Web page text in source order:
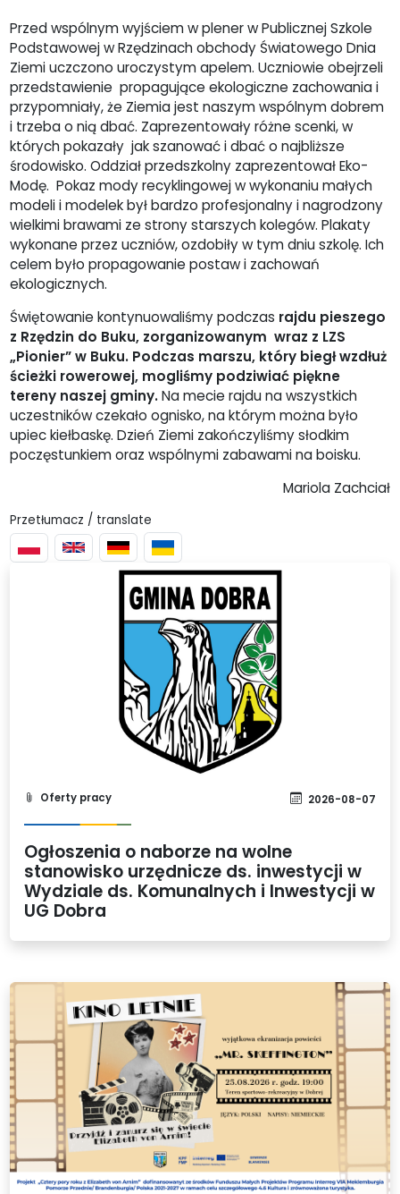
Przed wspólnym wyjściem w plener w Publicznej Szkole
Podstawowej w Rzędzinach obchody Światowego Dnia
Ziemi uczczono uroczystym apelem. Uczniowie obejrzeli
przedstawienie propagujące ekologiczne zachowania i
przypomniały, że Ziemia jest naszym wspólnym dobrem
i trzeba o nią dbać. Zaprezentowały różne scenki, w
których pokazały jak szanować i dbać o najbliższe
środowisko. Oddział przedszkolny zaprezentował Eko-
Modę. Pokaz mody recyklingowej w wykonaniu małych
modeli i modelek był bardzo profesjonalny i nagrodzony
wielkimi brawami ze strony starszych kolegów. Plakaty
wykonane przez uczniów, ozdobiły w tym dniu szkolę. Ich
celem było propagowanie postaw i zachowań
ekologicznych.
Świętowanie kontynuowaliśmy podczas rajdu pieszego
z Rzędzin do Buku, zorganizowanym wraz z LZS
„Pionier” w Buku. Podczas marszu, który biegł wzdłuż
ścieżki rowerowej, mogliśmy podziwiać piękne
tereny naszej gminy.Na mecie rajdu na wszystkich
uczestników czekało ognisko, na którym można było
upiec kiełbaskę. Dzień Ziemi zakończyliśmy słodkim
poczęstunkiem oraz wspólnymi zabawami na boisku.
Mariola Zachciał
Przetłumacz / translate
Oferty pracy 2026-08-07
Ogłoszenia o naborze na wolne
stanowisko urzędnicze ds. inwestycji w
Wydziale ds. Komunalnych i Inwestycji w
UG Dobra